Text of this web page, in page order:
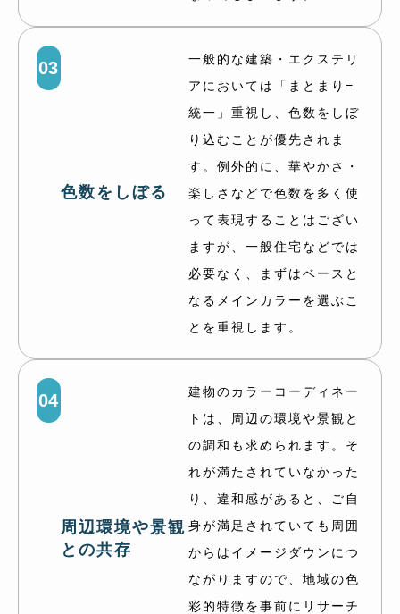
03
色数をしぼる
一般的な建築・エクステリ
アにおいては「まとまり=
統一」重視し、色数をしぼ
り込むことが優先されま
す。例外的に、華やかさ・
楽しさなどで色数を多く使
って表現することはござい
ますが、一般住宅などでは
必要なく、まずはベースと
なるメインカラーを選ぶこ
とを重視します。
04
周辺環境や景観
との共存
建物のカラーコーディネー
トは、周辺の環境や景観と
の調和も求められます。そ
れが満たされていなかった
り、違和感があると、ご自
身が満足されていても周囲
からはイメージダウンにつ
ながりますので、地域の色
彩的特徴を事前にリサーチ